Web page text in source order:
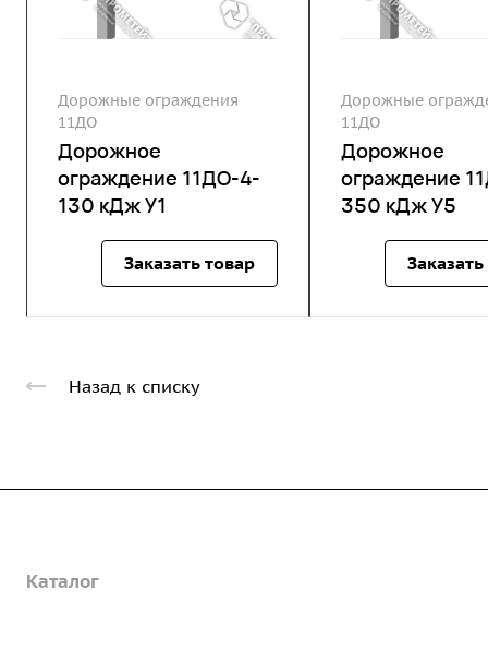
Дорожные ограждения
11ДО
Дорожное
ограждение 11ДО-4-
130 кДж У1
Заказать товар
Дорожные
11ДО
Дорожное
ограждение
350 кДж У5
Назад к списку
О предприятии
Каталог